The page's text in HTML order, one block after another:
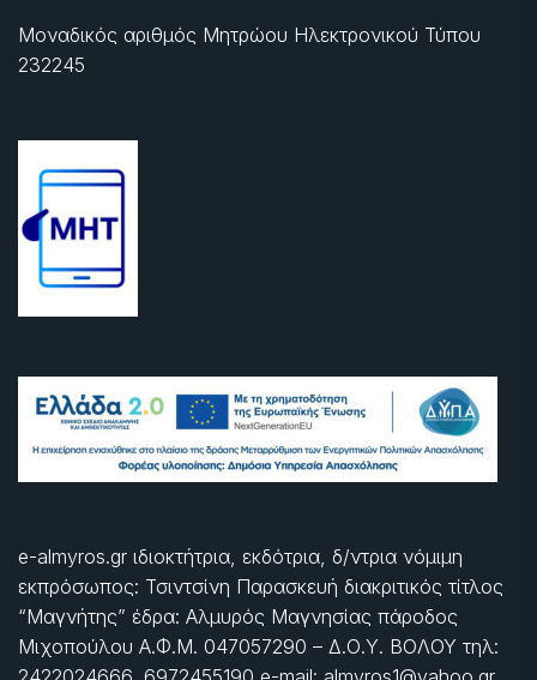
Μοναδικός αριθμός Μητρώου Ηλεκτρονικού Τύπου
232245
e-almyros.gr ιδιοκτήτρια, εκδότρια, δ/ντρια νόμιμη
εκπρόσωπος: Τσιντσίνη Παρασκευή διακριτικός τίτλος
“Μαγνήτης” έδρα: Αλμυρός Μαγνησίας πάροδος
Μιχοπούλου Α.Φ.Μ. 047057290 – Δ.Ο.Υ. ΒΟΛΟΥ τηλ: